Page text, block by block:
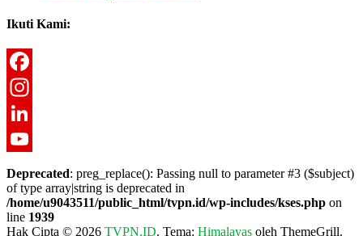
Ikuti Kami:
Facebook
Instagram
LinkedIn
Channel
Deprecated: preg_replace(): Passing null to parameter #3 ($subject)
of type array|string is deprecated in
/home/u9043511/public_html/tvpn.id/wp-includes/kses.php on
line 1939
Hak Cipta © 2026 TVPN.ID. Tema: Himalayas oleh ThemeGrill.